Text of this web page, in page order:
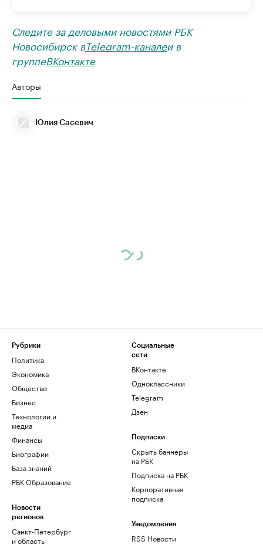
Следите за деловыми новостями РБК
Новосибирск вTelegram-каналеи в
группеВКонтакте
Авторы
Юлия Сасевич
Рубрики
Политика
Экономика
Общество
Бизнес
Технологии и
медиа
Финансы
Биографии
База знаний
РБК Образование
Новости
регионов
Санкт-Петербург
и область
Социальные
сети
ВКонтакте
Одноклассники
Telegram
Дзен
Подписки
Скрыть баннеры
на РБК
Подписка на РБК
Корпоративная
подписка
Уведомления
RSS Новости